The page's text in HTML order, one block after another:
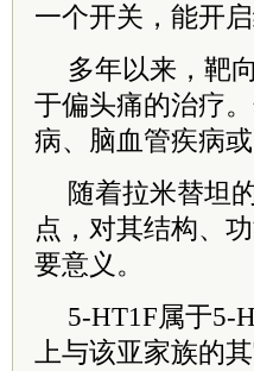
一个开关，能开
多年以来，靶
于偏头痛的治疗
病、脑血管疾病
随着拉米替坦
点，对其结构、
要意义。
5-HT1F属于5-
上与该亚家族的